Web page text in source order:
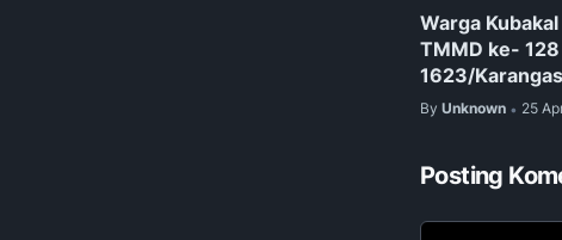
Warga
TMMD ke-
1623/
By Unknown • 25
Posting